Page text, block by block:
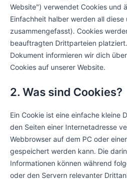
Website") verwendet Cookies und
Einfachheit halber werden all diese
zusammengefasst). Cookies
beauftragten Drittparteien
Dokument informieren wir dich
Cookies auf unserer Website.
2. Was sind Cookies?
Ein Cookie ist eine einfache kleine
den Seiten einer Internetadresse
Webbrowser auf dem PC oder
gespeichert werden kann. Die
Informationen können während
oder den Servern relevanter